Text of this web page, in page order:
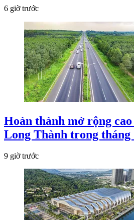
6 giờ trước
Hoàn thành mở rộng
Long Thành trong tháng
9 giờ trước